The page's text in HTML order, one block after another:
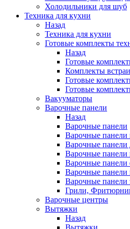
Холодильники для шуб
Техника для кухни
Назад
Техника для кухни
Готовые комплекты
Назад
Готовые
Комплекты
Готовые
Готовые
Вакууматоры
Варочные панели
Назад
Варочные панели
Варочные панели
Варочные панели
Варочные
Варочные панели
Варочные
Варочные панели
Грили,
Варочные центры
Вытяжки
Назад
Вытяжки